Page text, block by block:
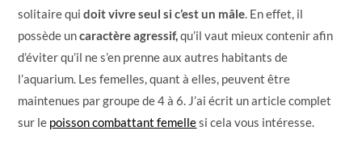
solitaire quidoit vivre seul si c’est un mâle. En effet, il
possède uncaractère agressif,qu’il vaut mieux contenir afin
d’éviter qu’il ne s’en prenne aux autres habitants de
l’aquarium. Les femelles, quant à elles, peuvent être
maintenues par groupe de 4 à 6. J’ai écrit un article complet
sur le poisson combattant femellesi cela vous intéresse.